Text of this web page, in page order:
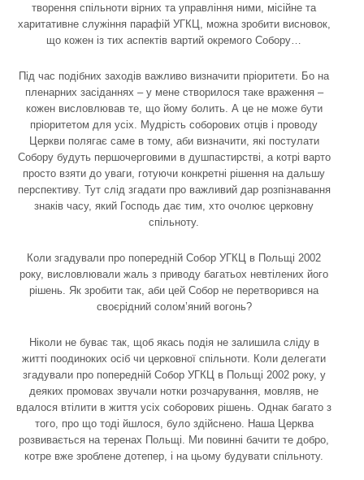
творення спільноти вірних та управління ними, місійне та
харитативне служіння парафій УГКЦ, можна зробити висновок,
що кожен із тих аспектів вартий окремого Собору…
Під час подібних заходів важливо визначити пріоритети. Бо на
пленарних засіданнях – у мене створилося таке враження –
кожен висловлював те, що йому болить. А це не може бути
пріоритетом для усіх. Мудрість соборових отців і проводу
Церкви полягає саме в тому, аби визначити, які постулати
Собору будуть першочерговими в душпастирстві, а котрі варто
просто взяти до уваги, готуючи конкретні рішення на дальшу
перспективу. Тут слід згадати про важливий дар розпізнавання
знаків часу, який Господь дає тим, хто очолює церковну
спільноту.
Коли згадували про попередній Собор УГКЦ в Польщі 2002
року, висловлювали жаль з приводу багатьох невтілених його
рішень. Як зробити так, аби цей Собор не перетворився на
своєрідний солом’яний вогонь?
Ніколи не буває так, щоб якась подія не залишила сліду в
житті поодиноких осіб чи церковної спільноти. Коли делегати
згадували про попередній Собор УГКЦ в Польщі 2002 року, у
деяких промовах звучали нотки розчарування, мовляв, не
вдалося втілити в життя усіх соборових рішень. Однак багато з
того, про що тоді йшлося, було здійснено. Наша Церква
розвивається на теренах Польщі. Ми повинні бачити те добро,
котре вже зроблене дотепер, і на цьому будувати спільноту.